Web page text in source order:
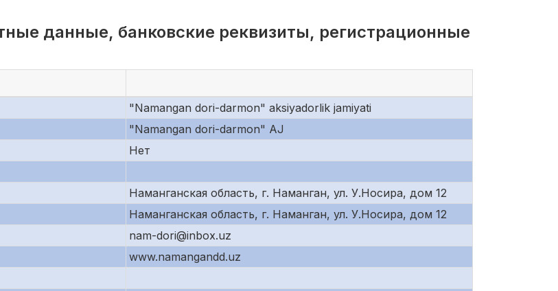
данные, банковские реквизиты, регистрационные
"Namangan dori-darmon" aksiyadorlik jamiyati
"Namangan dori-darmon" AJ
Нет
Наманганская область, г. Наманган, ул. У.Носира, дом 12
Наманганская область, г. Наманган, ул. У.Носира, дом 12
nam-dori@inbox.uz
www.namangandd.uz